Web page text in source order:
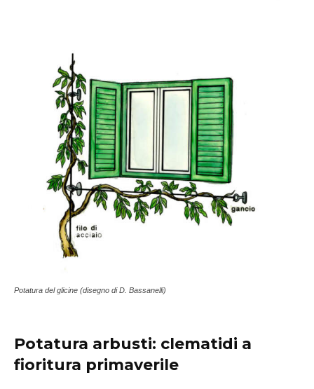
Potatura del glicine (disegno di D. Bassanelli)
Potatura arbusti: clematidi a
fioritura primaverile